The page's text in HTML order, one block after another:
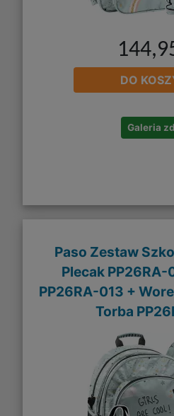
DO
Galeria
Paso Zestaw
Plecak
PP26RA-013 +
Torba